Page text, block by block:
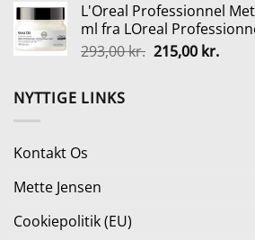
pris
var:
425,00 kr..
pris
er:
L'Oreal Professionnel
ml fra LOreal
293,00kr. Den
215,00 kr.Den
NYTTIGE LINKS
Kontakt Os
Mette Jensen
Cookiepolitik (EU)